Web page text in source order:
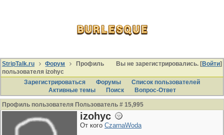
Вы не зарегистрировались. [Войти]
StripTalk.ru Форум
Профиль
пользователя izohyc
Зарегистрироваться
Форумы
Список пользователей
Активные темы
Поиcк Вопрос-Ответ
Профиль пользователя Пользователь # 15,995
izohyc
От кого CzarnaWoda